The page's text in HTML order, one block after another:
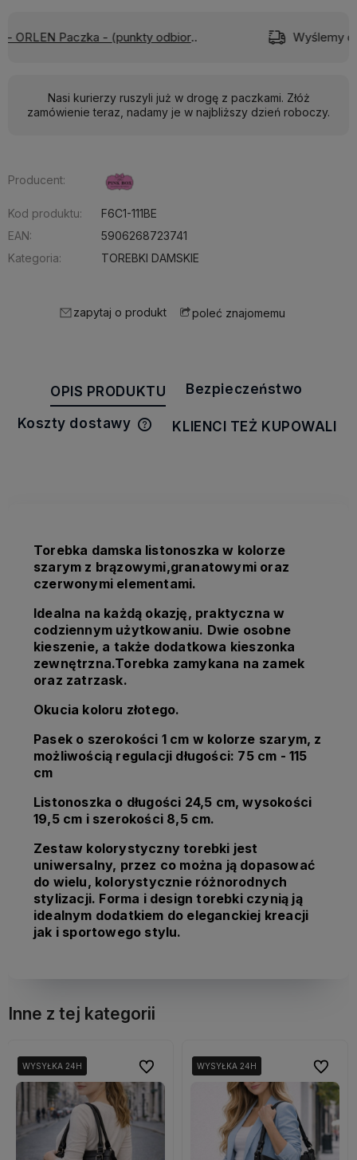
Wyślemy do Ciebie w: 24 godziny
Nasi kurierzy ruszyli już w drogę z paczkami. Złóż
zamówienie teraz, nadamy je w najbliższy dzień roboczy.
Producent:
Kod produktu:
F6C1-111BE
EAN:
5906268723741
Kategoria:
TOREBKI DAMSKIE
zapytaj o produkt poleć znajomemu
OPIS PRODUKTU Bezpieczeństwo
Koszty dostawy
Cena nie zawiera ewentualnych
KLIENCI TEŻ KUPOWALI
Torebka damska listonoszka w kolorze
szarym z brązowymi,granatowymi oraz
czerwonymi elementami.
Idealna na każdą okazję, praktyczna w
codziennym użytkowaniu. Dwie osobne
kieszenie, a także dodatkowa kieszonka
zewnętrzna.Torebka zamykana na zamek
oraz zatrzask.
Okucia koloru złotego.
Pasek o szerokości 1 cm w kolorze szarym, z
możliwością regulacji długości: 75 cm - 115
cm
Listonoszka o długości 24,5 cm, wysokości
19,5 cm i szerokości 8,5 cm.
Zestaw kolorystyczny torebki jest
uniwersalny, przez co można ją dopasować
do wielu, kolorystycznie różnorodnych
stylizacji. Forma i design torebki czynią ją
idealnym dodatkiem do eleganckiej kreacji
jak i sportowego stylu.
Inne z tej kategorii
WYSYŁKA 24H
WYSYŁKA 24H Do ulubionych
Do ulubionychWYSYŁKA 24H
WYSYŁKA 24H Do
Do